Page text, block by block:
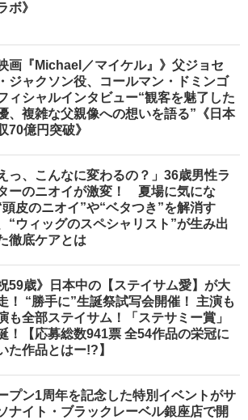
ボ》
映画『Michael／マイケル』》父ジョセ
ジャクソン役、コールマン・ドミンゴ
ィシャルインタビュー“観客を魅了した
、複雑な父親像への想いを語る”《日本
70億円突破》
えっ、こんなに変わるの？」36歳男性ラ
ーのニオイが激変！ 夏場に気にな
頭皮のニオイ”や“ベタつき”を解消す
“ウィッグのスペシャリスト”が生み出
徹底ケアとは
祝59歳》日本中の【ステイサム愛】が大
！ “勝手に”生誕祭試写会開催！ 主演も
も全部ステイサム！「ステサミー賞」
！【応募総数941票 全54作品の栄冠に
た作品とはー!?】
プン1周年を記念した特別イベントがサ
ナイト・ブラックレーベル銀座店で開